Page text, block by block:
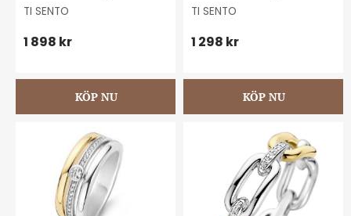
TI SENTO
1 898 kr
TI SENTO
1 298 kr